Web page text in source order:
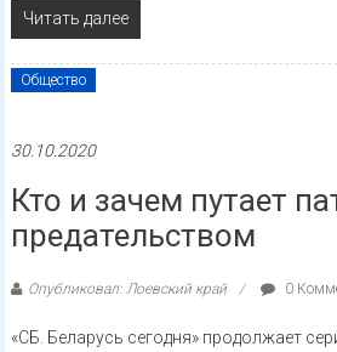
Читать далее
Общество
30.10.2020
Кто и зачем путает
предательством
Опубликовал: Лоевский край 0
«СБ. Беларусь сегодня» продолжает